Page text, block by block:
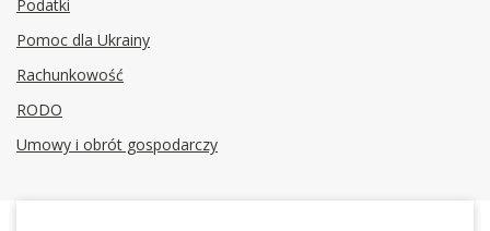
Podatki
Pomoc dla Ukrainy
Rachunkowość
RODO
Umowy i obrót gospodarczy